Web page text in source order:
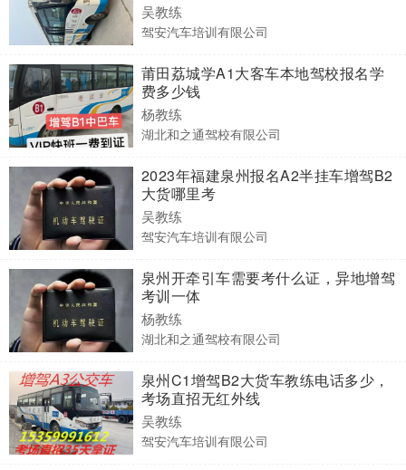
吴教练
驾安汽车培训有限公司
莆田荔城学A1大客车本地驾校报名学
费多少钱
杨教练
湖北和之通驾校有限公司
2023年福建泉州报名A2半挂车增驾B2
大货哪里考
吴教练
驾安汽车培训有限公司
泉州开牵引车需要考什么证，异地增驾
考训一体
杨教练
湖北和之通驾校有限公司
泉州C1增驾B2大货车教练电话多少，
考场直招无红外线
吴教练
驾安汽车培训有限公司